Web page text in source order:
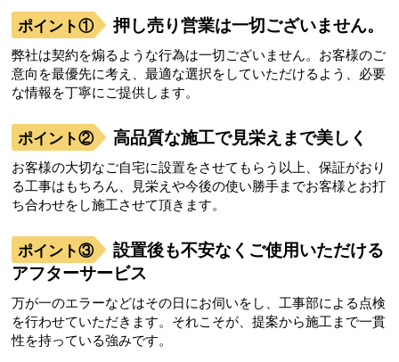
押し売り営業は一切ございません。
弊社は契約を煽るような行為は一切ございません。お客様のご
意向を最優先に考え、最適な選択をしていただけるよう、必要
な情報を丁寧にご提供します。
高品質な施工で見栄えまで美しく
お客様の大切なご自宅に設置をさせてもらう以上、保証がおり
る工事はもちろん、見栄えや今後の使い勝手までお客様とお打
ち合わせをし施工させて頂きます。
設置後も不安なくご使用いただける
アフターサービス
万が一のエラーなどはその日にお伺いをし、工事部による点検
を行わせていただきます。それこそが、提案から施工まで一貫
性を持っている強みです。